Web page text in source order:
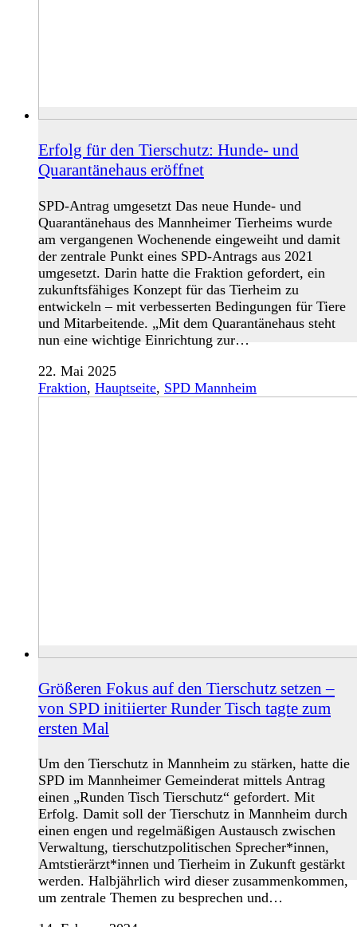
Erfolg für den Tierschutz: Hunde- und
Quarantänehaus eröffnet
SPD-Antrag umgesetzt Das neue Hunde- und
Quarantänehaus des Mannheimer Tierheims wurde
am vergangenen Wochenende eingeweiht und damit
der zentrale Punkt eines SPD-Antrags aus 2021
umgesetzt. Darin hatte die Fraktion gefordert, ein
zukunftsfähiges Konzept für das Tierheim zu
entwickeln – mit verbesserten Bedingungen für Tiere
und Mitarbeitende. „Mit dem Quarantänehaus steht
nun eine wichtige Einrichtung zur…
22. Mai 2025
Fraktion, Hauptseite, SPD Mannheim
Größeren Fokus auf den Tierschutz setzen –
von SPD initiierter Runder Tisch tagte zum
ersten Mal
Um den Tierschutz in Mannheim zu stärken, hatte die
SPD im Mannheimer Gemeinderat mittels Antrag
einen „Runden Tisch Tierschutz“ gefordert. Mit
Erfolg. Damit soll der Tierschutz in Mannheim durch
einen engen und regelmäßigen Austausch zwischen
Verwaltung, tierschutzpolitischen Sprecher*innen,
Amtstierärzt*innen und Tierheim in Zukunft gestärkt
werden. Halbjährlich wird dieser zusammenkommen,
um zentrale Themen zu besprechen und…